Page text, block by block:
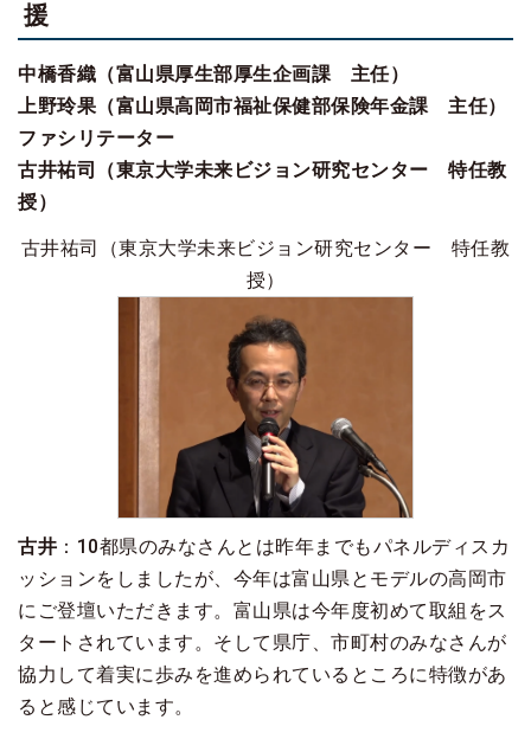
援
中橋香織（富山県厚生部厚生企画課 主任）
上野玲果（富山県高岡市福祉保健部保険年金課 主任）
ファシリテーター
古井祐司（東京大学未来ビジョン研究センター 特任教
授）
古井祐司（東京大学未来ビジョン研究センター 特任教
授）
古井 ：10都県のみなさんとは昨年までもパネルディスカ
ッションをしましたが、今年は富山県とモデルの高岡市
にご登壇いただきます。富山県は今年度初めて取組をス
タートされています。そして県庁、市町村のみなさんが
協力して着実に歩みを進められているところに特徴があ
ると感じています。